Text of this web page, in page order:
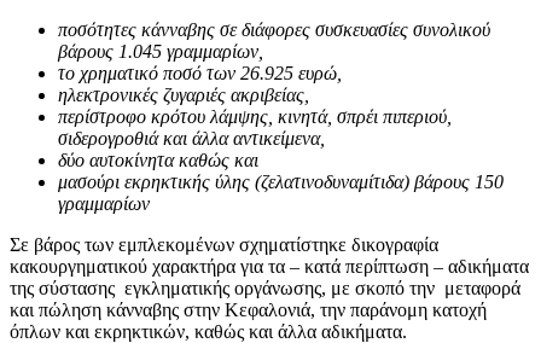
ποσότητες κάνναβης σε διάφορες συσκευασίες συνολικού
βάρους 1.045 γραμμαρίων,
το χρηματικό ποσό των 26.925 ευρώ,
ηλεκτρονικές ζυγαριές ακριβείας,
περίστροφο κρότου λάμψης, κινητά, σπρέι πιπεριού,
σιδερογροθιά και άλλα αντικείμενα,
δύο αυτοκίνητα καθώς και
μασούρι εκρηκτικής ύλης (ζελατινοδυναμίτιδα) βάρους 150
γραμμαρίων
Σε βάρος των εμπλεκομένων σχηματίστηκε δικογραφία
κακουργηματικού χαρακτήρα για τα – κατά περίπτωση – αδικήματα
της σύστασης εγκληματικής οργάνωσης, με σκοπό την μεταφορά
και πώληση κάνναβης στην Κεφαλονιά, την παράνομη κατοχή
όπλων και εκρηκτικών, καθώς και άλλα αδικήματα.